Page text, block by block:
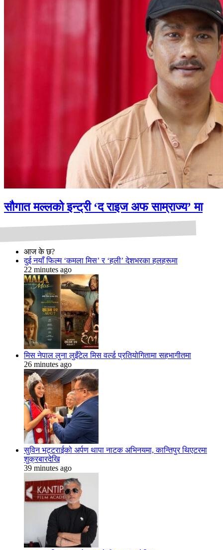
सौगात मल्लको इन्ट्री ‘द राइज अफ साम्राज्य’ मा
आज के छ?
दुई नयाँ फिल्म ‘कमला मिस’ र ‘हली’ देशभरका हलहरूमा
22 minutes ago
मिस नेपाल लुना लुइँटेल मिस वर्ल्ड प्रतियोगितामा सहभागीतमा
26 minutes ago
सुविन भट्टराईको अर्पण थापा नाटक अभिनयमा, कान्तिपुर थिएटरमा
शुक्रबारदेखि
39 minutes ago